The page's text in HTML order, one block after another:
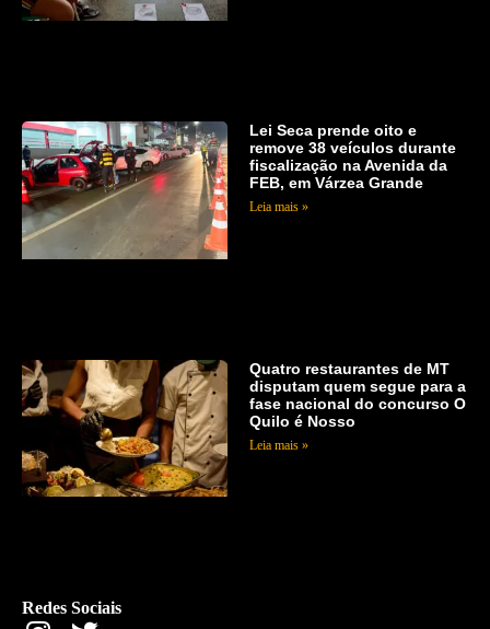
Lei Seca prende oito e
remove 38 veículos durante
fiscalização na Avenida da
FEB, em Várzea Grande
Leia mais »
Quatro restaurantes de MT
disputam quem segue para a
fase nacional do concurso O
Quilo é Nosso
Leia mais »
Redes Sociais